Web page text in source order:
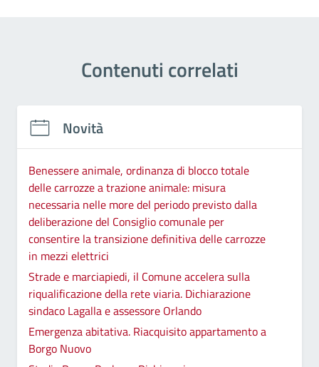
Contenuti correlati
Novità
Benessere animale, ordinanza di blocco totale
delle carrozze a trazione animale: misura
necessaria nelle more del periodo previsto dalla
deliberazione del Consiglio comunale per
consentire la transizione definitiva delle carrozze
in mezzi elettrici
Strade e marciapiedi, il Comune accelera sulla
riqualificazione della rete viaria. Dichiarazione
sindaco Lagalla e assessore Orlando
Emergenza abitativa. Riacquisito appartamento a
Borgo Nuovo